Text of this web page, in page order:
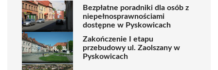
Bezpłatne poradniki dla osób z
niepełnosprawnościami
dostępne w Pyskowicach
Zakończenie I etapu
przebudowy ul. Zaolszany w
Pyskowicach